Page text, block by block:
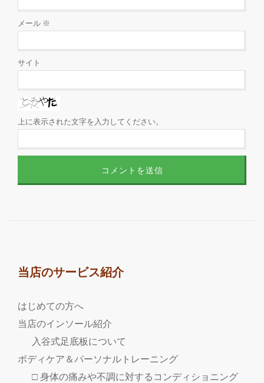
メール ※
サイト
上に表示された文字を入力してください。
当店のサービス紹介
はじめての方へ
当店のインソール紹介
入谷式足底板について
ボディケア＆パーソナルトレーニング
□ 身体の痛みや不調に対するコンディショニング